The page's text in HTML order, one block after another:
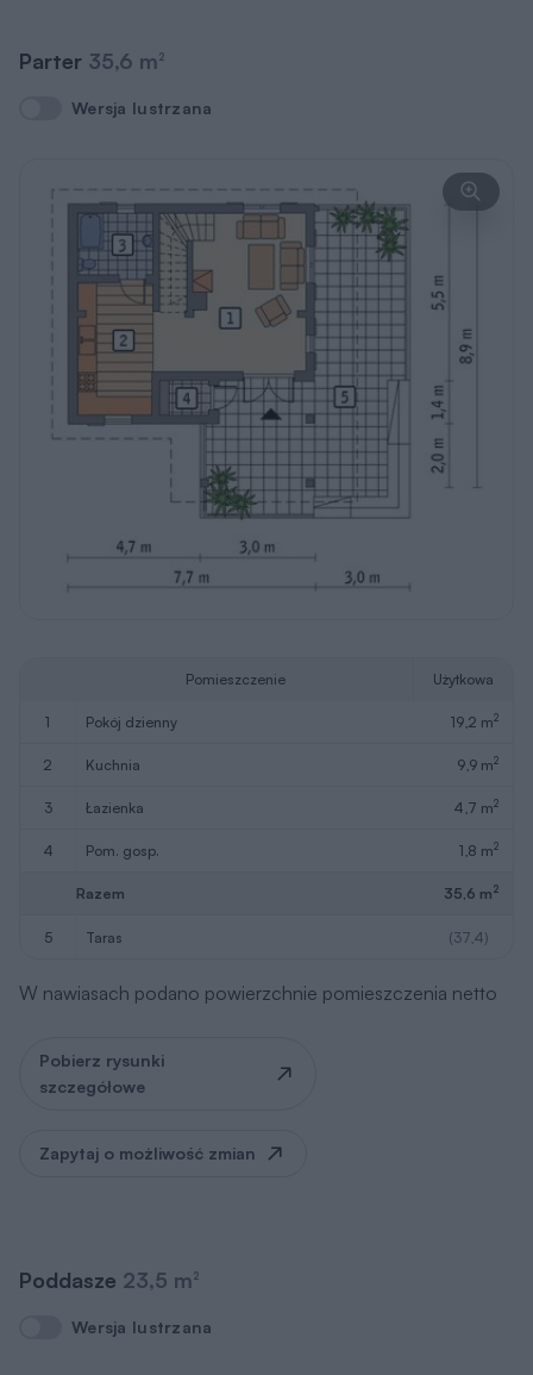
Parter 35,6 m2
Wersja lustrzana
Wersja lustrzana
Pomieszczenie Użytkowa
1 pokój dzienny 19,2 m2
2 kuchnia 9,9 m2
3 łazienka 4,7 m2
4 pom. gosp. 1,8 m2
Razem 35,6 m2
5 taras (37,4)
W nawiasach podano powierzchnie pomieszczenia netto
Pobierz rysunki
szczegółowe
Zapytaj o możliwość zmian
Poddasze 23,5 m2
Wersja lustrzana
Wersja lustrzana